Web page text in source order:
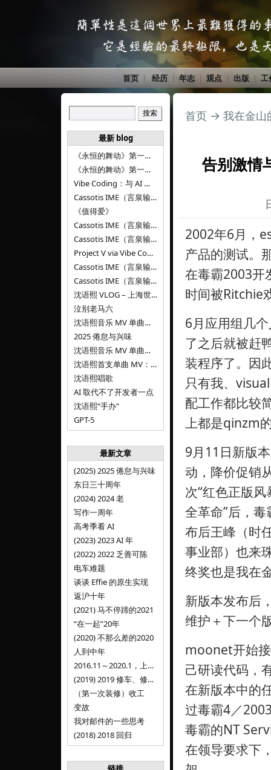
首页 | 经历 | 年志 | 观点 | 出版 | 工
最新 blog
《永恒的舞动》第一百二十八章
《永恒的舞动》第一百二十七章
Vibe Coding：与 AI 并肩进步——言泉输入法 v0.4.1
Cassotis IME（言泉输入法）v0.3.1
《值得爱》
Cassotis IME（言泉输入法）v0.2.0
Cassotis IME（言泉输入法）v0.1.0
Project V via Vibe Coding
Cassotis IME（言泉输入法）阶段二
Cassotis IME（言泉输入法）
沈语熙 VLOG – 上海世博文化公园双子山
泣别老马六
沈语熙音乐 MV 单曲第三弹：代码与白T恤
2025 倦怠与兴味
沈语熙音乐 MV 单曲第二弹：优雅时间
沈语熙首支单曲 MV：告别的倒影
沈语熙唱歌
AI 取代不了开发者一点
沈语熙“手办”
GPT-5
最新文章
(2025) 2025 倦怠与兴味
东日三十周年
(2024) 2024 老
写作一周年
高考季看 AI
(2023) 2023 AI 年
(2022) 2022 乏善可陈
电车难题
谈谈 Effie 的原生实现
返沪十年
(2021) 马不停蹄的2021
“在一起”20年
(2020) 不那么差的2020
人到中年
2016.11～2020.1，上海，Inspire
(2019) 2019 修车、修人、修房
（第一次装修）收工
变故
我对邮件的一些思考
(2018) 2018 回归
首页 → 我在金山
告别激情
2002年6月，
产品的测试。
在毒霸2003开
时间被Ritchie
6月应用组几
了之后就被赶
装程序了。因
只有我、
配工作都比较
上都是qinzm
9月11日新版
动，降价促销
次“红色正版
全革命”后，
布后王峰（时
事业部）也来
终奖也是我在
新版本发布后
维护＋下一个
moonet开始
己研读代码，
在新版本中的
过毒霸4／
毒霸的NT
在领导要求下